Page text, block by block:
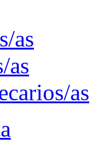
as
as
as